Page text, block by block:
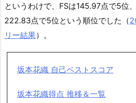
というわけで、FSは145.97点で5位
222.83点で5位という順位でした（
リー結果）。
坂本花織 自己ベストスコア
坂本花織得点 推移＆一覧